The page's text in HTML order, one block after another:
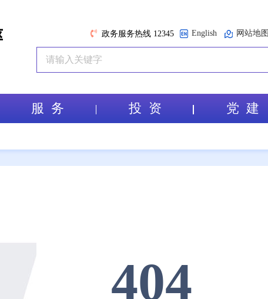
政务服务热线 12345 English 网站地图
服 务 投 资 党 建
404